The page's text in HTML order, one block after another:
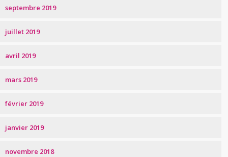
septembre 2019
juillet 2019
avril 2019
mars 2019
février 2019
janvier 2019
novembre 2018